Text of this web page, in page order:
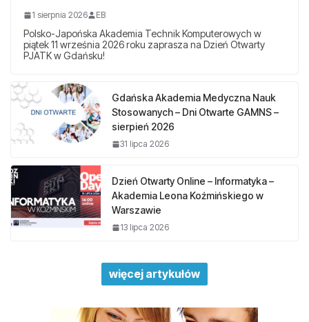
1 sierpnia 2026 EB
Polsko-Japońska Akademia Technik Komputerowych w
piątek 11 września 2026 roku zaprasza na Dzień Otwarty
PJATK w Gdańsku!
Gdańska Akademia Medyczna Nauk
Stosowanych – Dni Otwarte GAMNS –
sierpień 2026
31 lipca 2026
Dzień Otwarty Online – Informatyka –
Akademia Leona Koźmińskiego w
Warszawie
13 lipca 2026
więcej artykułów